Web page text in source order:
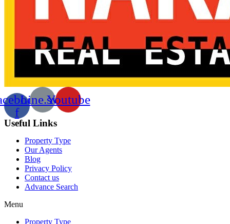
f
Line.svgYoutube
Useful Links
Property Type
Our Agents
Blog
Privacy Policy
Contact us
Advance Search
Menu
Property Type